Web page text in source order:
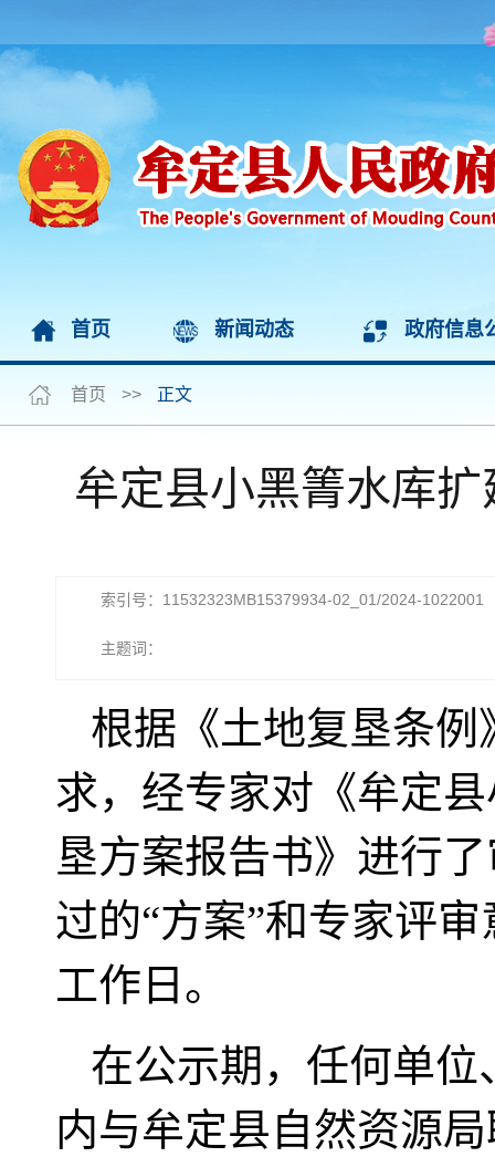
首页 新闻动态 政府信息
首页 >> 正文
牟定县小黑箐水库
索引号：11532323MB15379934-02_01/2024-1022001
主题词：
根据《土地复垦条
求，经专家对《牟定
垦方案报告书》进行
过的“方案”和专家评
工作日。
在公示期，任何单
内与牟定县自然资源